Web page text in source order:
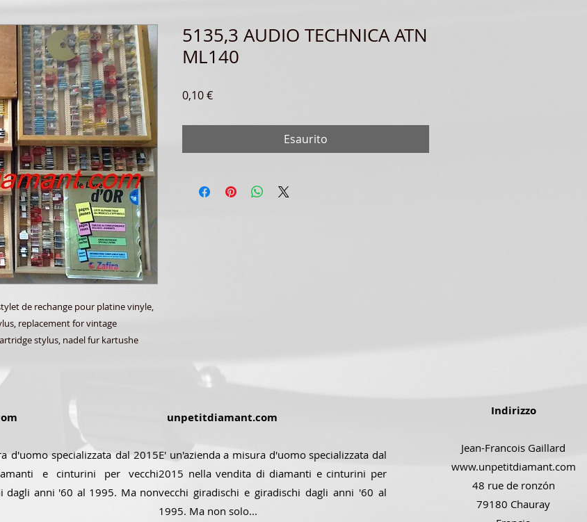
de rechange pour platine vinyle,
replacement for vintage
stylus, nadel fur kartushe
5135,3 AUDIO TECHNICA ATN
ML140
0,10 €Prezzo
Esaurito
d'uomo specializzata dal 2015
e cinturini per vecchi
dagli anni '60 al 1995. Ma non
unpetitdiamant.com
E' un'azienda a misura d'uomo specializzata dal
2015 nella vendita di diamanti e cinturini per
vecchi giradischi e giradischi dagli anni '60 al
1995. Ma non solo...
Indirizzo
Jean-Francois Gaillard
www.unpetitdiamant.com
48 rue de ronzón
79180 Chauray